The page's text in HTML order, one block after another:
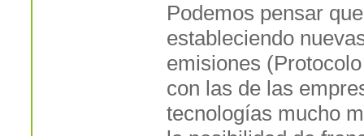
Podemos pensar
estableciendo
emisiones
con las de las
tecnologías mucho